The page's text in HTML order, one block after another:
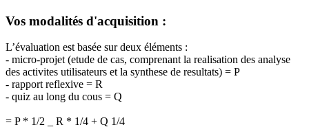
Vos modalités d'acquisition :
L’évaluation est basée sur deux éléments :
- micro-projet (etude de cas, comprenant la realisation des analyse
des activites utilisateurs et la synthese de resultats) = P
- rapport reflexive = R
- quiz au long du cous = Q
= P * 1/2 _ R * 1/4 + Q 1/4